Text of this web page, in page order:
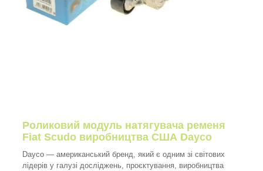
Роликовий модуль натягувача ременя
Fiat Scudo виробництва США Dayco
Dayco — американський бренд, який є одним зі світових
лідерів у галузі досліджень, проєктування, виробництва